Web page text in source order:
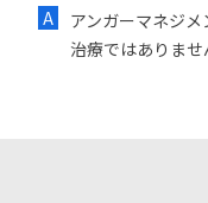
アンガーマネジメ
治療ではありませ